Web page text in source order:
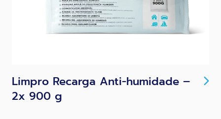
Limpro Recarga Anti-humidade –
2x 900 g